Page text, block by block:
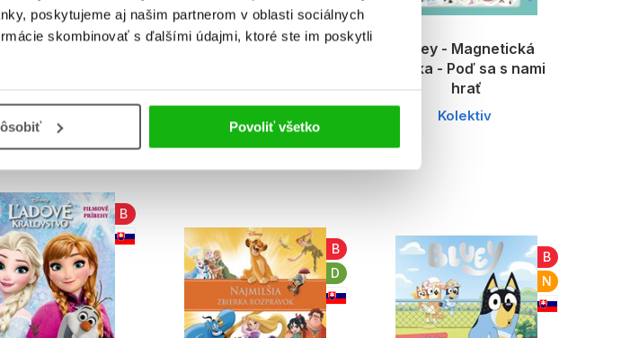
poskytujeme aj našim partnerom v oblasti sociálnych
skombinovať s ďalšími údajmi, ktoré ste im poskytli
Povoliť všetko
Macka Puf
Disney - Mickeyho
Bluey - Magnetická
knižka - Poď sa s nami
hrať
Kolektiv
B
B
D
B
N